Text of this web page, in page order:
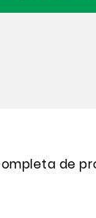
de